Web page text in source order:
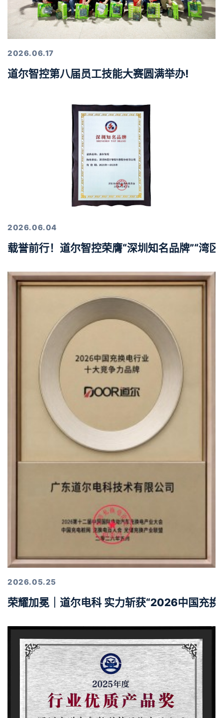
2026.06.17
道尔智控第八届员工技能大赛圆满举办!
2026.06.04
载誉前行！道尔智控荣膺“深圳知名品牌”“湾
2026.05.25
荣耀加冕｜道尔电科 实力斩获“2026中国充换